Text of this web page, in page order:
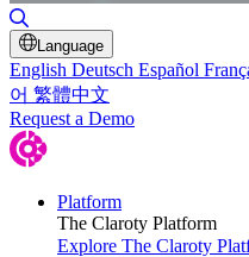
Language
English Deutsch Español
어 繁體中文
Request a Demo
Platform
The Claroty Platform
Explore The Claroty